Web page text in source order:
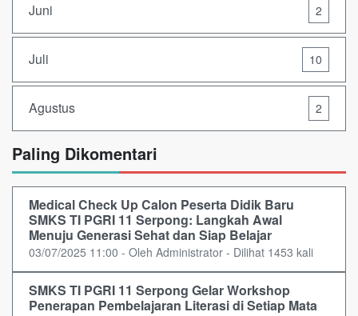
Juni 2
Juli 10
Agustus 2
Paling Dikomentari
Medical Check Up Calon Peserta Didik Baru
SMKS TI PGRI 11 Serpong: Langkah Awal
Menuju Generasi Sehat dan Siap Belajar
03/07/2025 11:00 - Oleh Administrator - Dilihat 1453 kali
SMKS TI PGRI 11 Serpong Gelar Workshop
Penerapan Pembelajaran Literasi di Setiap Mata